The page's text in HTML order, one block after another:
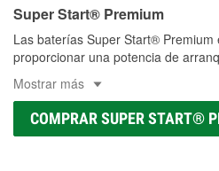
Super Start® Premium
Las baterías Super Start® Premium
proporcionar una potencia de
Mostrar más
COMPRAR SUPER START®